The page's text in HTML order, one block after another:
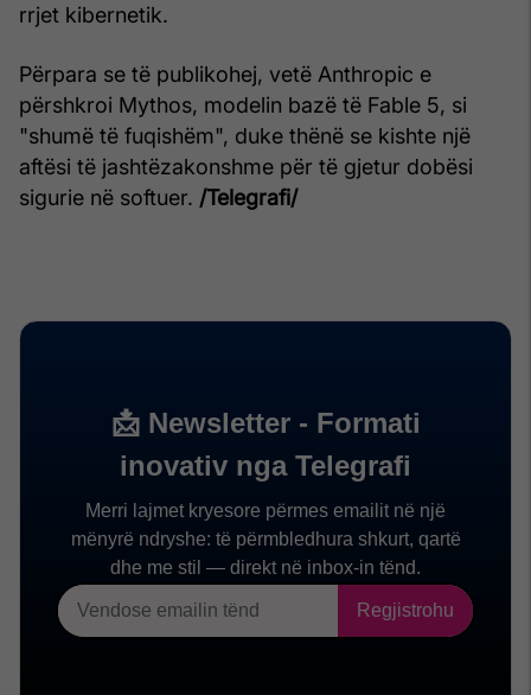
rrjet kibernetik.
Përpara se të publikohej, vetë Anthropic e
përshkroi Mythos, modelin bazë të Fable 5, si
"shumë të fuqishëm", duke thënë se kishte një
aftësi të jashtëzakonshme për të gjetur dobësi
sigurie në softuer. /Telegrafi/